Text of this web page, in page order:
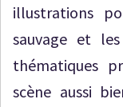
illustrations
sauvage et
thématiques
scène aussi